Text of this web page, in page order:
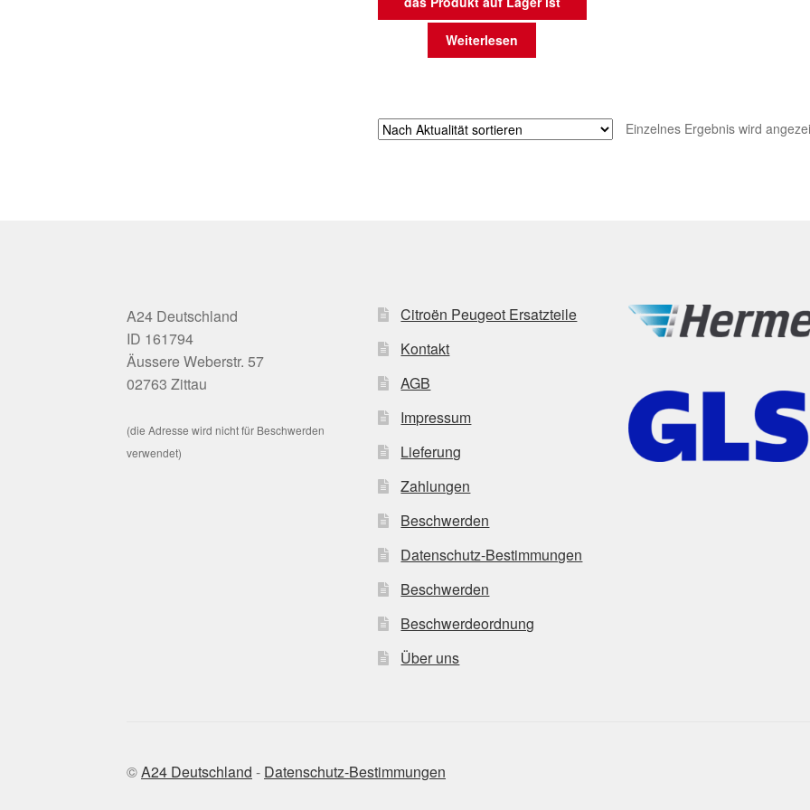
Weiterlesen
Einzelnes Ergebnis wird
A24 Deutschland
ID 161794
Äussere Weberstr. 57
02763 Zittau
(die Adresse wird nicht für Beschwerden
verwendet)
Citroën Peugeot Ersatzteile
Kontakt
AGB
Impressum
Lieferung
Zahlungen
Beschwerden
Datenschutz-Bestimmungen
Beschwerden
Beschwerdeordnung
Über uns
©A24 Deutschland - Datenschutz-Bestimmungen